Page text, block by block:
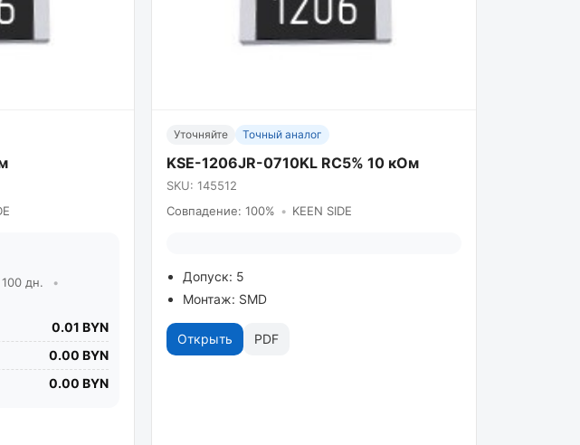
дн.
•
0.01 BYN
0.00 BYN
0.00 BYN
Уточняйте Точный аналог
KSE-1206JR-0710KL RC5% 10 кОм
SKU: 145512
Совпадение: 100% • KEEN SIDE
Допуск: 5
Монтаж: SMD
Открыть PDF